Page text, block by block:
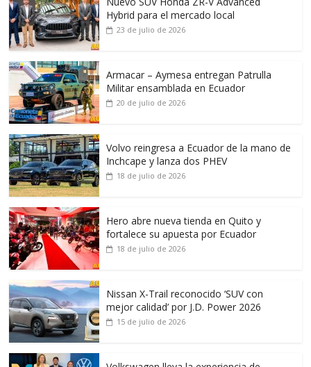
Hybrid para el mercado local
23 de julio de 2026
Armacar – Aymesa entregan Patrulla
Militar ensamblada en Ecuador
20 de julio de 2026
Volvo reingresa a Ecuador de la mano de
Inchcape y lanza dos PHEV
18 de julio de 2026
Hero abre nueva tienda en Quito y
fortalece su apuesta por Ecuador
18 de julio de 2026
Nissan X-Trail reconocido ‘SUV con
mejor calidad’ por J.D. Power 2026
15 de julio de 2026